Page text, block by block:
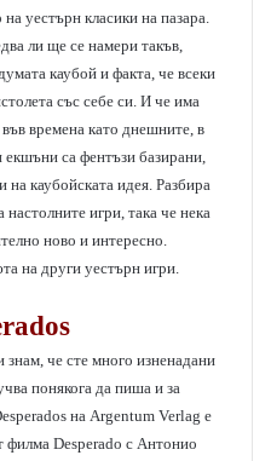
a
i
l
уестърн класики на пазара.
ли ще се намери такъв,
каубой и факта, че всеки
със себе си. И че има
времена като днешните, в
екшъни са фентъзи базирани,
каубойската идея. Разбира
игри, така че нека
ново и интересно.
на други уестърн игри.
знам, че сте много изненадани
понякога да пиша и за
на Argentum Verlag е
филма Desperado с Антонио